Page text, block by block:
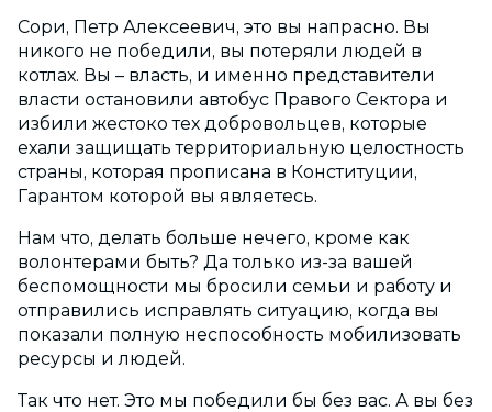
Сори, Петр Алексеевич, это вы напрасно. Вы
никого не победили, вы потеряли людей в
котлах. Вы – власть, и именно представители
власти остановили автобус Правого Сектора и
избили жестоко тех добровольцев, которые
ехали защищать территориальную целостность
страны, которая прописана в Конституции,
Гарантом которой вы являетесь.
Нам что, делать больше нечего, кроме как
волонтерами быть? Да только из-за вашей
беспомощности мы бросили семьи и работу и
отправились исправлять ситуацию, когда вы
показали полную неспособность мобилизовать
ресурсы и людей.
Так что нет. Это мы победили бы без вас. А вы без